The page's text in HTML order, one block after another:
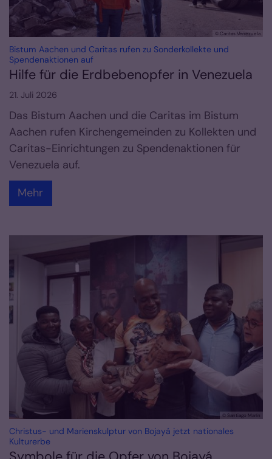
© Caritas Venezuela
Bistum Aachen und Caritas rufen zu Sonderkollekte und
Spendenaktionen auf
Hilfe für die Erdbebenopfer in Venezuela
21. Juli 2026
Das Bistum Aachen und die Caritas im Bistum
Aachen rufen Kirchengemeinden zu Kollekten und
Caritas-Einrichtungen zu Spendenaktionen für
Venezuela auf.
Mehr
© Santiago Marín
Christus- und Marienskulptur von Bojayá jetzt nationales
Kulturerbe